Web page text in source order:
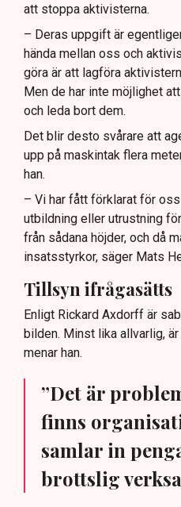
att stoppa aktivisterna.
– Deras uppgift är
hända mellan oss och
göra är att lagföra
Men de har inte möjlighet
och leda bort dem.
Det blir desto svårare att
upp på maskintak flera
han.
– Vi har fått förklarat för
utbildning eller utrustning
från sådana höjder, och då
insatsstyrkor, säger Mats
Tillsyn ifrågasätts
Enligt Rickard Axdorff är
bilden. Minst lika allvarlig,
menar han.
”Det är
finns
samlar in
brottslig